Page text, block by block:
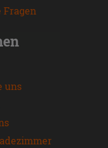
Fragen
uns